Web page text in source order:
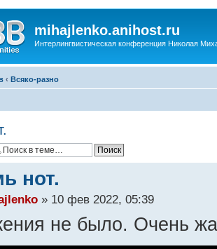
mihajlenko.anihost.ru
Интерлингвистическая конференция Николая
‹ Всяко-разно
нот.
» 10 фев 2022, 05:39
не было. Очень